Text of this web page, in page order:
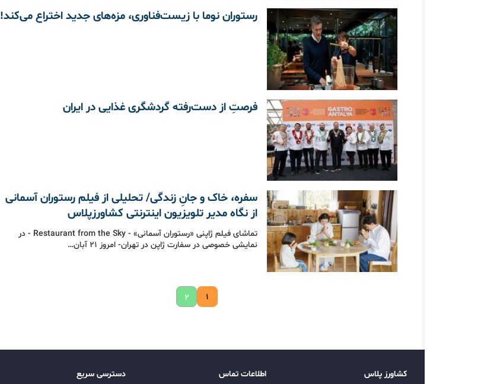
رستوران نوما با زیست‌فناوری، مزه‌های جدید اختراع می‌کند!
فرصتِ از دست‌رفته گردشگری غذایی در ایران
سفره، خاک و جانِ زندگی/ تحلیلی از فیلم رستوران آسمانی
از نگاه مدیر تلویزیون اینترنتی کشاورزپلاس
تماشای فیلم ژاپنی «رستوران آسمانی» - Restaurant from the Sky - در
نمایشی خصوصی در سفارت ژاپن در تهران- امروز 21 آبان…
۱ ۲
کشاورز پلاس اطلاعات تماس دسترسی سریع